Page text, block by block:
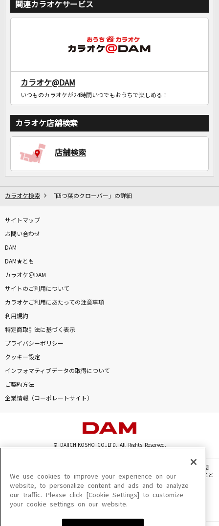
関連カラオケサービス
カラオケ@DAM
いつものカラオケが24時間いつでもおうちで楽しめる！
カラオケ店舗検索
店舗検索
カラオケ検索 「四つ葉のクローバー」の詳細
サイトマップ
お問い合わせ
DAM
DAM★とも
カラオケ＠DAM
サイトのご利用について
カラオケご利用にあたっての注意事項
利用規約
特定商取引法に基づく表示
プライバシーポリシー
クッキー設定
インフォマティブデータの取得について
ご契約方法
企業情報（コーポレートサイト）
© DAIICHIKOSHO CO.,LTD. All Rights Reserved.
このサイトに掲載されている一切の文章・画像・写真・動画・音声等を、手段や形態
を問わず、著作権法の定める範囲を超えて無断で複製、転載、ファイル化などすること
を禁じます。
楽曲及びコンテンツは、機種によりご利用いただけない場合があります。
楽曲及びコンテンツの配信日、配信内容が変更になる場合があります。
We use cookies to improve your experience on our
website, to personalize content and ads and to analyze
our traffic. Please click [Cookie Settings] to customize
your cookie settings on our website.